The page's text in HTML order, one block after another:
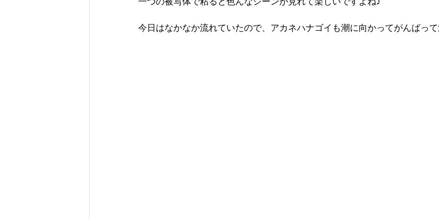
今日はなかなか流れていたので、アカネハナゴイも潮に向かってがんばって